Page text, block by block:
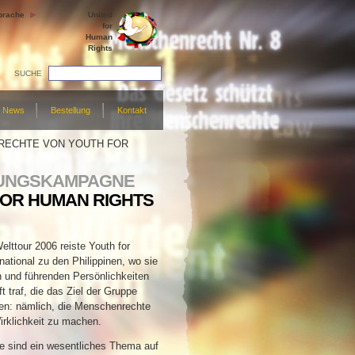
United
for
Human
Rights
SUCHE
News Bestellung Kontakt
VON YOUTH FOR
HUMAN RIGHTS
2006 reiste Youth for
zu den Philippinen, wo sie
führenden Persönlichkeiten
traf, die das Ziel der Gruppe
nämlich, die Menschenrechte
zu machen.
sind ein wesentliches Thema auf